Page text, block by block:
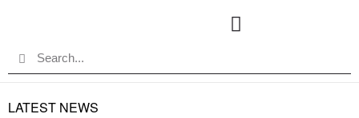
LATEST NEWS